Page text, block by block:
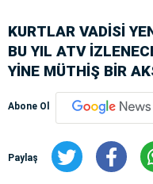
KURTLAR VADİSİ
BU YIL ATV
YİNE MÜTHİŞ BİR
Abone Ol
Paylaş